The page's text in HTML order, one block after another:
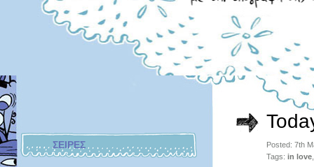
ΣΕΙΡΕΣ
Posted: 7th
Tags: in love